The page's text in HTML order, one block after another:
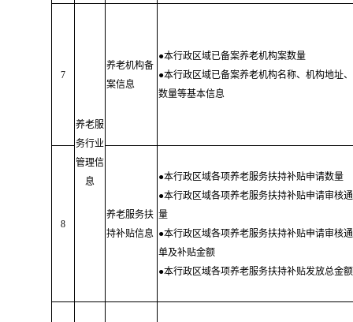
7
养老服
务行业
管理信
息
养老机构备
案信息
●本行政区域已备案养老机构案数量
●本行政区域已备案养老机构名称、机构地址
数量等基本信息
8
养老服务扶
持补贴信息
●本行政区域各项养老服务扶持补贴申请数量
●本行政区域各项养老服务扶持补贴申请审核
量
●本行政区域各项养老服务扶持补贴申请审核
单及补贴金额
●本行政区域各项养老服务扶持补贴发放总金额